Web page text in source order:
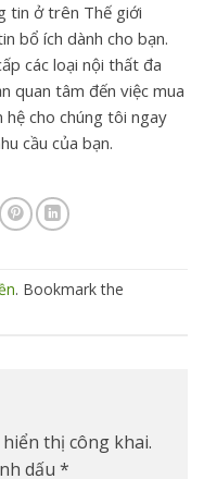
tin ở trên Thế giới
bổ ích dành cho bạn.
các loại nội thất đa
quan tâm đến việc mua
cho chúng tôi ngay
cầu của bạn.
. Bookmark the
thị công khai.
dấu *